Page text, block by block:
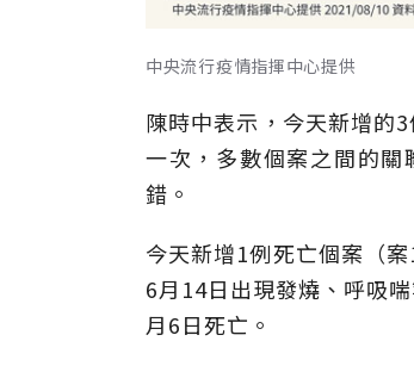
中央流行疫情指揮中心提供
陳時中表示，今天新增的
一次，多數個案之間的關
錯。
今天新增1例死亡個案（
6月14日出現發燒、呼吸
月6日死亡。